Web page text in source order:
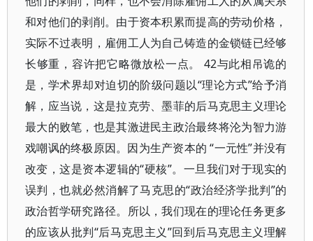
和对他们的剥削。由于资本积累而提高的劳动价格，
实际不过表明，雇佣工人为自己铸造的金锁链已经够
长够重，容许把它略微放松一点。 42与此相吊诡的
是，学术界却对迫切的阶级问题以“理论方式”给予消
解，应当说，这是拉克劳、墨菲的后马克思主义理论
最大的败笔，也是其激进民主政治最终将沦为智力游
戏嘲讽的终极原因。因为生产资本的 “一元性”并没有
改变，这是资本逻辑的“硬核”。一旦我们对于现实的
误判，也就必然消解了马克思的“政治经济学批判”的
政治哲学研究路径。所以，我们现在的理论任务更多
的应该从批判“后马克思主义”回到后马克思主义理解